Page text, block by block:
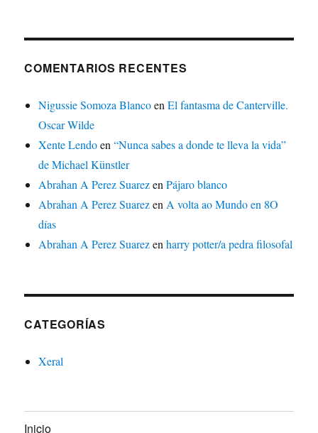
COMENTARIOS RECENTES
Nigussie Somoza BlancoenEl fantasma de Canterville.
Oscar Wilde
Xente Lendoen“Nunca sabes a donde te lleva la vida”
de Michael Künstler
Abrahan A Perez SuarezenPájaro blanco
Abrahan A Perez Suarezen A volta ao Mundo en 8O
días
Abrahan A Perez Suarezenharry potter/a pedra filosofal
CATEGORÍAS
Xeral
Inicio